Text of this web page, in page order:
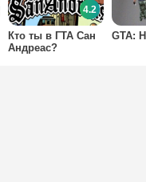
GTA:
Кто ты в ГТА Сан
Андреас?
4.2